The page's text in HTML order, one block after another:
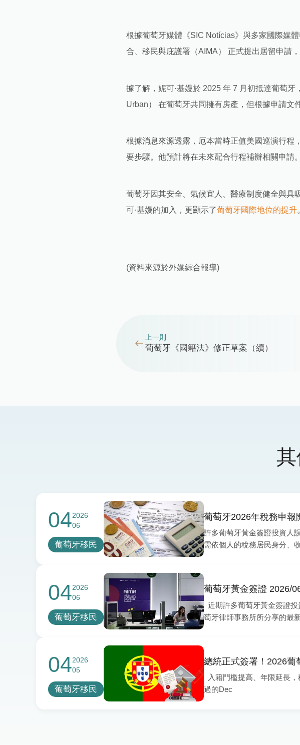
根據葡萄牙媒體《SIC Notícias》與多家國際媒
合、移民與庇護署（AIMA） 正式提出居留申請
據了解，妮可·基嫚於 2025 年 7 月初抵達葡萄
Urban） 在葡萄牙共同擁有房產，但根據申請文
根據消息來源透露，厄本當時正值美國巡演行程
要步驟。他預計將在未來配合行程補辦相關申請。
葡萄牙因其安全、氣候宜人、醫療制度健全與具
可·基嫚的加入，更顯示了葡萄牙國際地位的提升
(資料來源於外媒綜合報導)
上一則
葡萄牙《國籍法》修正草案（續）
042026
06
葡萄牙移民
葡萄牙2026年稅務申報
許多葡萄牙黃金簽證投資人
需依個人的稅務居民身分、
本次申報內容為 2025年度所
042026
06
葡萄牙移民
葡萄牙黃金簽證 2026/
近期許多葡萄牙黃金簽證投
萄牙律師事務所所分享的最
042026
05
葡萄牙移民
總統正式簽署！2026葡
入籍門檻提高、年限延長，
過的Dec